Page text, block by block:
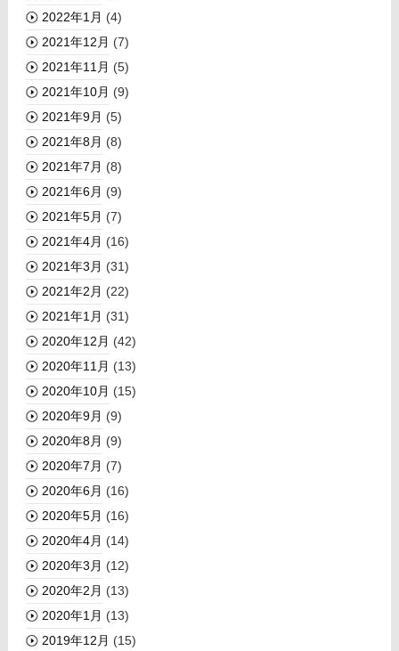
2022年1月 (4)
2021年12月 (7)
2021年11月 (5)
2021年10月 (9)
2021年9月 (5)
2021年8月 (8)
2021年7月 (8)
2021年6月 (9)
2021年5月 (7)
2021年4月 (16)
2021年3月 (31)
2021年2月 (22)
2021年1月 (31)
2020年12月 (42)
2020年11月 (13)
2020年10月 (15)
2020年9月 (9)
2020年8月 (9)
2020年7月 (7)
2020年6月 (16)
2020年5月 (16)
2020年4月 (14)
2020年3月 (12)
2020年2月 (13)
2020年1月 (13)
2019年12月 (15)